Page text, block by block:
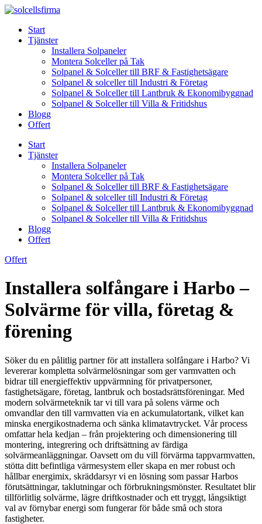
Skip
contentStart
Tjänster
Installera Solpaneler
Montera Solceller på Tak
Solpanel & Solceller till BRF & Fastighetsägare
Solpanel & solceller till Industri & Företag
Solpanel & Solceller till Lantbruk & Ekonomibyggnad
Solpanel & Solceller till Villa & Fritidshus
Blogg
Offert
Start
Tjänster
Installera Solpaneler
Montera Solceller på Tak
Solpanel & Solceller till BRF & Fastighetsägare
Solpanel & solceller till Industri & Företag
Solpanel & Solceller till Lantbruk & Ekonomibyggnad
Solpanel & Solceller till Villa & Fritidshus
Blogg
Offert
Offert
Installera solfångare i Harbo –
Solvärme för villa, företag &
förening
Söker du en pålitlig partner för att installera solfångare i Harbo? Vi
levererar kompletta solvärmelösningar som ger varmvatten och
bidrar till energieffektiv uppvärmning för privatpersoner,
fastighetsägare, företag, lantbruk och bostadsrättsföreningar. Med
modern solvärmeteknik tar vi till vara på solens värme och
omvandlar den till varmvatten via en ackumulatortank, vilket kan
minska energikostnaderna och sänka klimatavtrycket. Vår process
omfattar hela kedjan – från projektering och dimensionering till
montering, integrering och driftsättning av färdiga
solvärmeanläggningar. Oavsett om du vill förvärma tappvarmvatten,
stötta ditt befintliga värmesystem eller skapa en mer robust och
hållbar energimix, skräddarsyr vi en lösning som passar Harbos
förutsättningar, taklutningar och förbrukningsmönster. Resultatet blir
tillförlitlig solvärme, lägre driftkostnader och ett tryggt, långsiktigt
val av förnybar energi som fungerar för både små och stora
fastigheter.